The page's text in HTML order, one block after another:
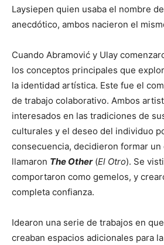
Laysiepen quien usaba el nombre de
anecdótico, ambos nacieron el
Cuando Abramović y Ulay
los conceptos principales que
la identidad artística. Este fue el
de trabajo colaborativo. Ambos
interesados en las tradiciones de
culturales y el deseo del individuo
consecuencia, decidieron formar un
llamaron The Other(El Otro). Se
comportaron como gemelos, y
completa confianza.
Idearon una serie de trabajos en
creaban espacios adicionales para